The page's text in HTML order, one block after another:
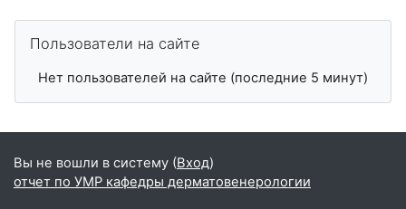
Пользователи на сайте
Нет пользователей на сайте (последние 5 минут)
Вы не вошли в систему (Вход)
отчет по УМР кафедры дерматовенерологии